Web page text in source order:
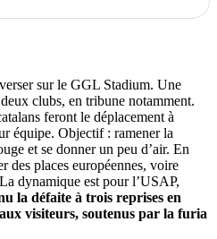
sur le GGL Stadium. Une
clubs, en tribune notamment.
feront le déplacement à
équipe. Objectif : ramener la
et se donner un peu d’air. En
des places européennes, voire
dynamique est pour l’USAP,
la défaite à trois reprises en
visiteurs, soutenus par la furia